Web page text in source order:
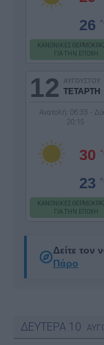
26
ΚΑΝΟΝΙΚΕΣ
ΓΙΑ ΤΗΝ ΕΠΟΧΗ
12 ΑΥΓΟΥΣΤΟΥ
ΤΕΤΑΡΤΗ
Ανατολή: 06:33 -
20:15
30
23
ΚΑΝΟΝΙΚΕΣ
ΓΙΑ ΤΗΝ ΕΠΟΧΗ
Δείτε τον
Πάρο
ΔΕΥΤΕΡΑ 10